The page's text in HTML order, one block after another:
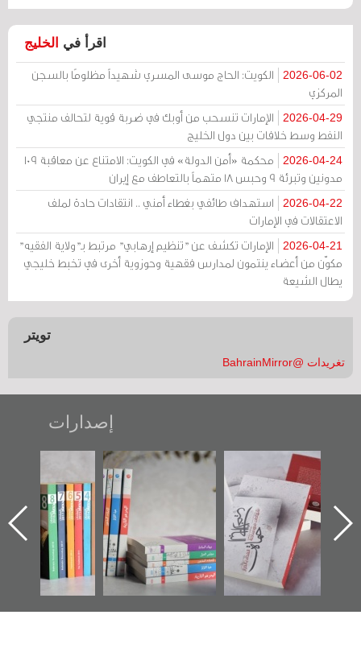
اقرأ في الخليج
2026-06-02
الكويت: الحاج موسى المسري شهيداً مظلومًا بالسجن
المركزي
2026-04-29
الإمارات تنسحب من أوبك في ضربة قوية لتحالف منتجي
النفط وسط خلافات بين دول الخليج
2026-04-24
محكمة «أمن الدولة» في الكويت: الامتناع عن معاقبة 109
مدونين وتبرئة 9 وحبس 18 متهماً بالتعاطف مع إيران
2026-04-22
استهداف طائفي بغطاء أمني .. انتقادات حادة لملف
الاعتقالات في الإمارات
2026-04-21
الإمارات تكشف عن "تنظيم إرهابي" مرتبط بـ"ولاية الفقيه"
مكوّن من أعضاء ينتمون لمدارس فقهية وحوزوية أخرى في تخبط خليجي
يطال الشيعة
تويتر
تغريدات @BahrainMirror
إصدارات
"حماة الباب الأخير":
الإصدار الأول عن
اعتصام الدراز
وأحداث ساحة
الفداء لمركز أوال
للدراسات والتوثيق
تصنيف موضوعي
للوثائق البريطانية
يقدمه «مركز أوال»
في سلسلة من 5
كتب
تصدر حصاد
الساحات 2019